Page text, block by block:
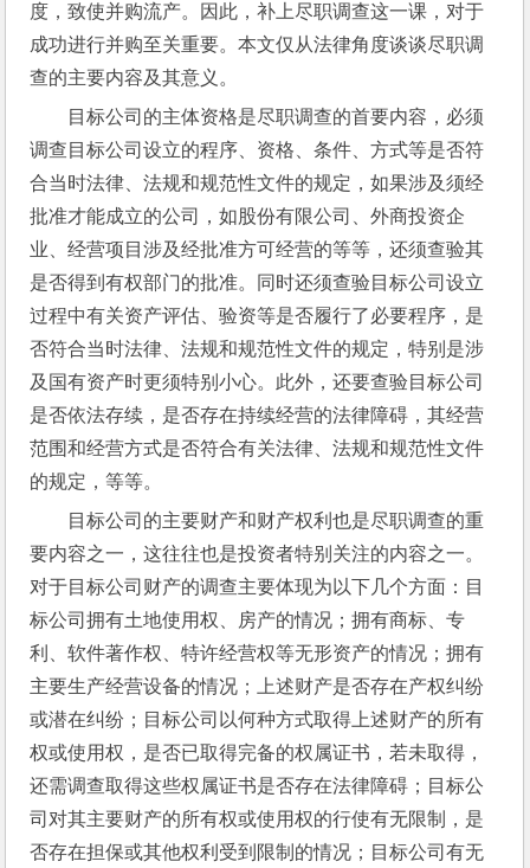
度，致使并购流产。因此，补上尽职调查这一课，对于
成功进行并购至关重要。本文仅从法律角度谈谈尽职调
查的主要内容及其意义。
目标公司的主体资格是尽职调查的首要内容，必须
调查目标公司设立的程序、资格、条件、方式等是否符
合当时法律、法规和规范性文件的规定，如果涉及须经
批准才能成立的公司，如股份有限公司、外商投资企
业、经营项目涉及经批准方可经营的等等，还须查验其
是否得到有权部门的批准。同时还须查验目标公司设立
过程中有关资产评估、验资等是否履行了必要程序，是
否符合当时法律、法规和规范性文件的规定，特别是涉
及国有资产时更须特别小心。此外，还要查验目标公司
是否依法存续，是否存在持续经营的法律障碍，其经营
范围和经营方式是否符合有关法律、法规和规范性文件
的规定，等等。
目标公司的主要财产和财产权利也是尽职调查的重
要内容之一，这往往也是投资者特别关注的内容之一。
对于目标公司财产的调查主要体现为以下几个方面：目
标公司拥有土地使用权、房产的情况；拥有商标、专
利、软件著作权、特许经营权等无形资产的情况；拥有
主要生产经营设备的情况；上述财产是否存在产权纠纷
或潜在纠纷；目标公司以何种方式取得上述财产的所有
权或使用权，是否已取得完备的权属证书，若未取得，
还需调查取得这些权属证书是否存在法律障碍；目标公
司对其主要财产的所有权或使用权的行使有无限制，是
否存在担保或其他权利受到限制的情况；目标公司有无